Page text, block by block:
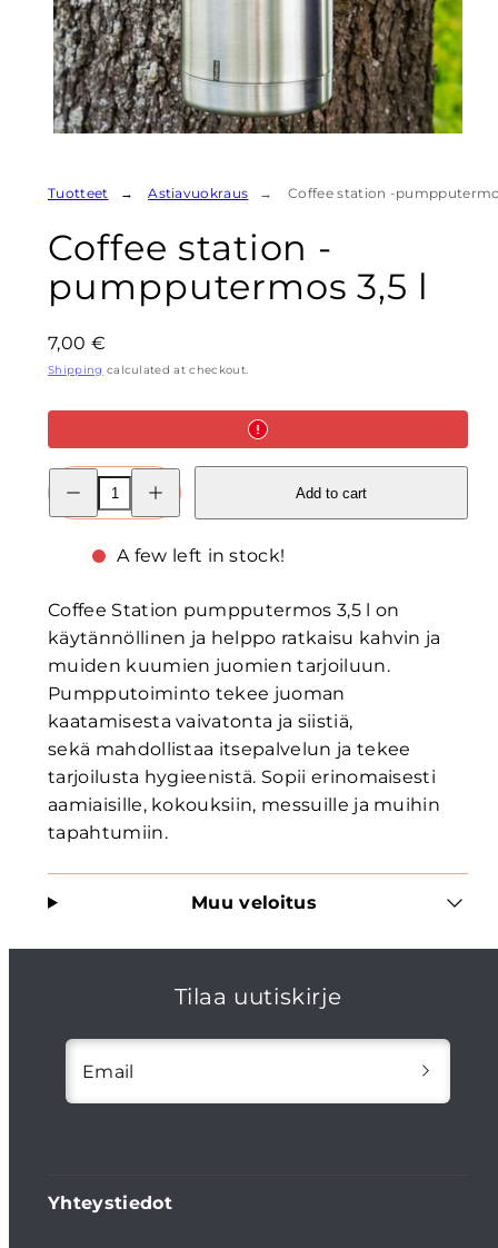
Tuotteet Astiavuokraus Coffee station -
Coffee station -
pumpputermos 3,5 l
Regular
price
7,00 €
Shipping calculated at checkout.
Decrease
quantity
for
station
l
quantity
for
station
-
l
Add to cart
A few left in stock!
Coffee Station pumpputermos 3,5 l on
käytännöllinen ja helppo ratkaisu kahvin ja
muiden kuumien juomien tarjoiluun.
Pumpputoiminto tekee juoman
kaatamisesta vaivatonta ja siistiä,
sekä mahdollistaa itsepalvelun ja tekee
tarjoilusta hygieenistä. Sopii erinomaisesti
aamiaisille, kokouksiin, messuille ja muihin
tapahtumiin.
Muu veloitus
Tilaa uutiskirje
Email
Yhteystiedot